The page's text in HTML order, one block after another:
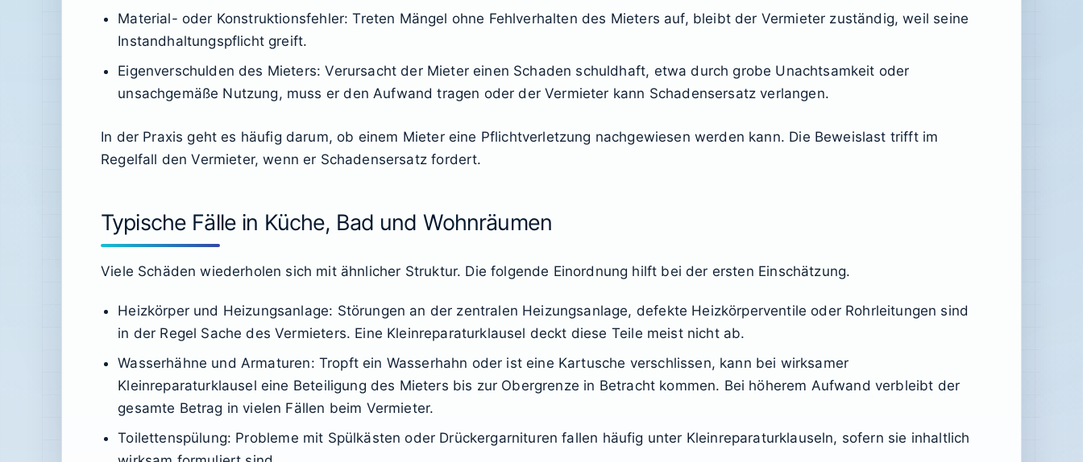
Material- oder Konstruktionsfehler: Treten Mängel ohne Fehlverhalten des Mieters auf, bleibt der Vermieter zuständig, weil seine
Instandhaltungspflicht greift.
Eigenverschulden des Mieters: Verursacht der Mieter einen Schaden schuldhaft, etwa durch grobe Unachtsamkeit oder
unsachgemäße Nutzung, muss er den Aufwand tragen oder der Vermieter kann Schadensersatz verlangen.
In der Praxis geht es häufig darum, ob einem Mieter eine Pflichtverletzung nachgewiesen werden kann. Die Beweislast trifft im
Regelfall den Vermieter, wenn er Schadensersatz fordert.
Typische Fälle in Küche, Bad und Wohnräumen
Viele Schäden wiederholen sich mit ähnlicher Struktur. Die folgende Einordnung hilft bei der ersten Einschätzung.
Heizkörper und Heizungsanlage: Störungen an der zentralen Heizungsanlage, defekte Heizkörperventile oder Rohrleitungen sind
in der Regel Sache des Vermieters. Eine Kleinreparaturklausel deckt diese Teile meist nicht ab.
Wasserhähne und Armaturen: Tropft ein Wasserhahn oder ist eine Kartusche verschlissen, kann bei wirksamer
Kleinreparaturklausel eine Beteiligung des Mieters bis zur Obergrenze in Betracht kommen. Bei höherem Aufwand verbleibt der
gesamte Betrag in vielen Fällen beim Vermieter.
Toilettenspülung: Probleme mit Spülkästen oder Drückergarnituren fallen häufig unter Kleinreparaturklauseln, sofern sie inhaltlich